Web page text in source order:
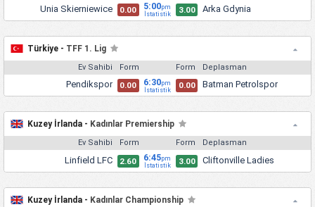
Unia Skierniewice 0.00 5:00pm
İstatistik
3.00 Arka Gdynia
Türkiye - TFF 1. Lig
Ev Sahibi Form Form Deplasman
Pendikspor 0.00 6:30pm
İstatistik
0.00 Batman Petrolspor
Kuzey İrlanda - Kadınlar Premiership
Ev Sahibi Form Form Deplasman
Linfield LFC 2.60 6:45pm
İstatistik
3.00 Cliftonville Ladies
Kuzey İrlanda - Kadınlar Championship